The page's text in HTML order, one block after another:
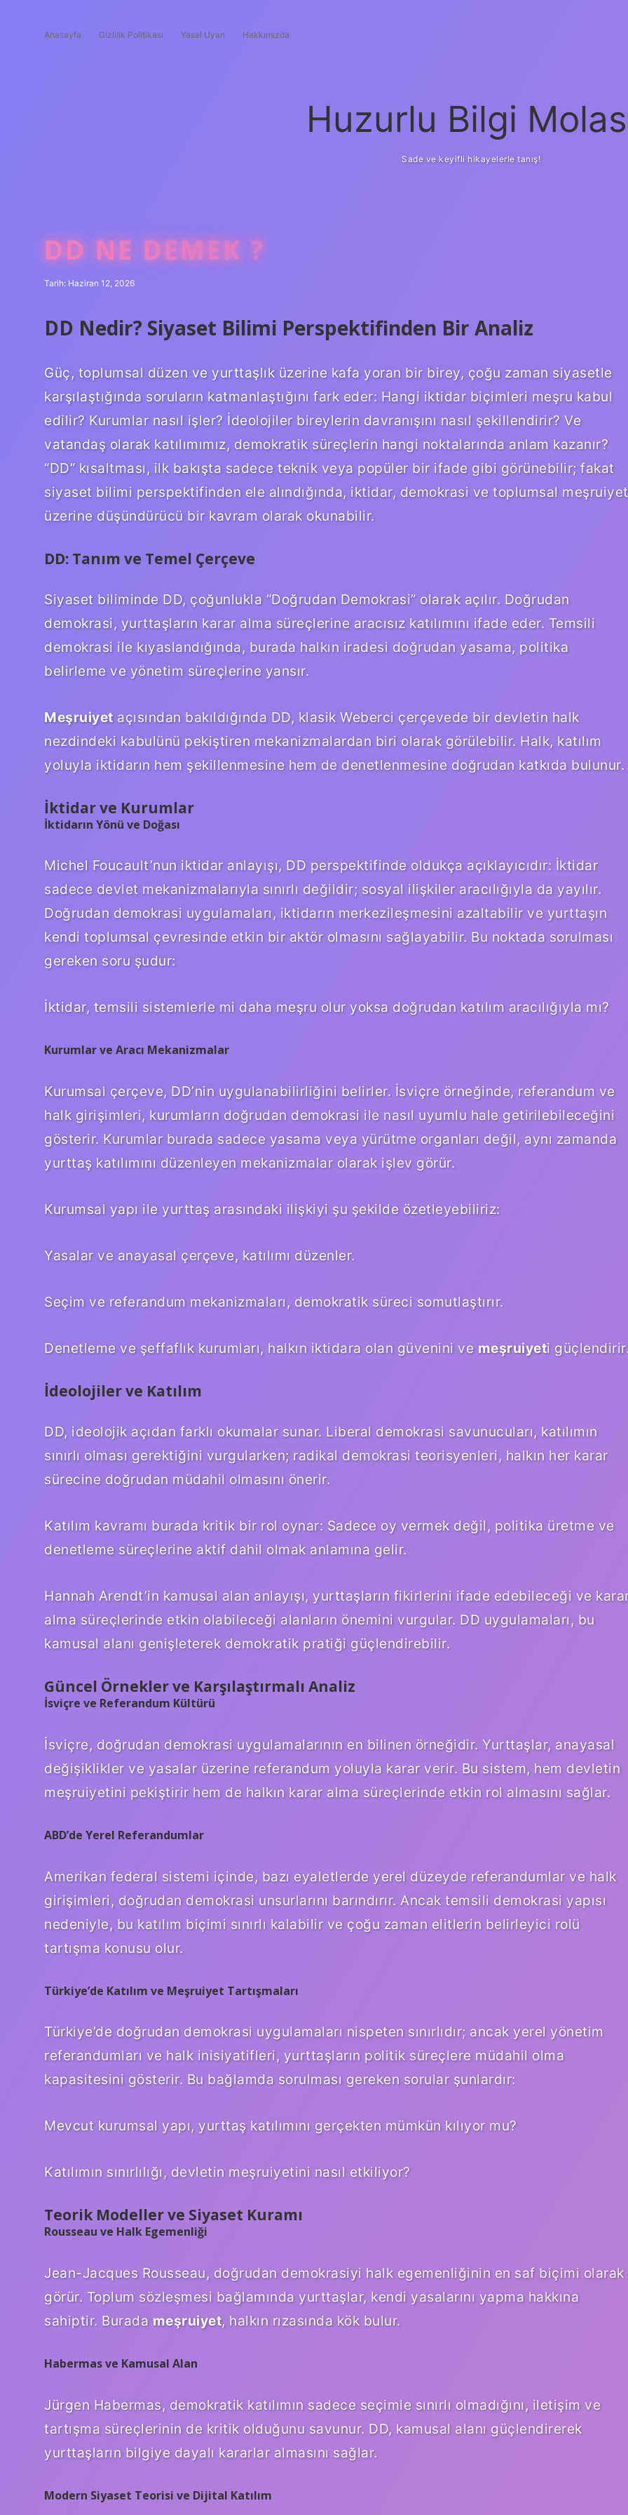
Anasayfa Gizlilik Politikası Yasal Uyarı Hakkımızda
Huzurlu Bilgi
Sade ve keyifli hikayelerle tanış!
DD NE DEMEK ?
Tarih: Haziran 12, 2026
DD Nedir? Siyaset Bilimi Perspektifinden Bir Analiz
Güç, toplumsal düzen ve yurttaşlık üzerine kafa yoran bir birey, çoğu zaman siyasetle
karşılaştığında soruların katmanlaştığını fark eder: Hangi iktidar biçimleri meşru kabul
edilir? Kurumlar nasıl işler? İdeolojiler bireylerin davranışını nasıl şekillendirir? Ve
vatandaş olarak katılımımız, demokratik süreçlerin hangi noktalarında anlam kazanır?
“DD” kısaltması, ilk bakışta sadece teknik veya popüler bir ifade gibi görünebilir; fakat
siyaset bilimi perspektifinden ele alındığında, iktidar, demokrasi ve toplumsal meşruiyet
üzerine düşündürücü bir kavram olarak okunabilir.
DD: Tanım ve Temel Çerçeve
Siyaset biliminde DD, çoğunlukla “Doğrudan Demokrasi” olarak açılır. Doğrudan
demokrasi, yurttaşların karar alma süreçlerine aracısız katılımını ifade eder. Temsili
demokrasi ile kıyaslandığında, burada halkın iradesi doğrudan yasama, politika
belirleme ve yönetim süreçlerine yansır.
Meşruiyetaçısından bakıldığında DD, klasik Weberci çerçevede bir devletin halk
nezdindeki kabulünü pekiştiren mekanizmalardan biri olarak görülebilir. Halk, katılım
yoluyla iktidarın hem şekillenmesine hem de denetlenmesine doğrudan katkıda bulunur.
İktidar ve Kurumlar
İktidarın Yönü ve Doğası
Michel Foucault’nun iktidar anlayışı, DD perspektifinde oldukça açıklayıcıdır: İktidar
sadece devlet mekanizmalarıyla sınırlı değildir; sosyal ilişkiler aracılığıyla da yayılır.
Doğrudan demokrasi uygulamaları, iktidarın merkezileşmesini azaltabilir ve yurttaşın
kendi toplumsal çevresinde etkin bir aktör olmasını sağlayabilir. Bu noktada sorulması
gereken soru şudur:
İktidar, temsili sistemlerle mi daha meşru olur yoksa doğrudan katılım aracılığıyla mı?
Kurumlar ve Aracı Mekanizmalar
Kurumsal çerçeve, DD’nin uygulanabilirliğini belirler. İsviçre örneğinde, referandum ve
halk girişimleri, kurumların doğrudan demokrasi ile nasıl uyumlu hale getirilebileceğini
gösterir. Kurumlar burada sadece yasama veya yürütme organları değil, aynı zamanda
yurttaş katılımını düzenleyen mekanizmalar olarak işlev görür.
Kurumsal yapı ile yurttaş arasındaki ilişkiyi şu şekilde özetleyebiliriz:
Yasalar ve anayasal çerçeve, katılımı düzenler.
Seçim ve referandum mekanizmaları, demokratik süreci somutlaştırır.
Denetleme ve şeffaflık kurumları, halkın iktidara olan güvenini ve meşruiyeti
İdeolojiler ve Katılım
DD, ideolojik açıdan farklı okumalar sunar. Liberal demokrasi savunucuları, katılımın
sınırlı olması gerektiğini vurgularken; radikal demokrasi teorisyenleri, halkın her karar
sürecine doğrudan müdahil olmasını önerir.
Katılım kavramı burada kritik bir rol oynar: Sadece oy vermek değil, politika üretme ve
denetleme süreçlerine aktif dahil olmak anlamına gelir.
Hannah Arendt’in kamusal alan anlayışı, yurttaşların fikirlerini ifade edebileceği ve
alma süreçlerinde etkin olabileceği alanların önemini vurgular. DD uygulamaları, bu
kamusal alanı genişleterek demokratik pratiği güçlendirebilir.
Güncel Örnekler ve Karşılaştırmalı Analiz
İsviçre ve Referandum Kültürü
İsviçre, doğrudan demokrasi uygulamalarının en bilinen örneğidir. Yurttaşlar, anayasal
değişiklikler ve yasalar üzerine referandum yoluyla karar verir. Bu sistem, hem devletin
meşruiyetini pekiştirir hem de halkın karar alma süreçlerinde etkin rol almasını sağlar.
ABD’de Yerel Referandumlar
Amerikan federal sistemi içinde, bazı eyaletlerde yerel düzeyde referandumlar ve halk
girişimleri, doğrudan demokrasi unsurlarını barındırır. Ancak temsili demokrasi yapısı
nedeniyle, bu katılım biçimi sınırlı kalabilir ve çoğu zaman elitlerin belirleyici rolü
tartışma konusu olur.
Türkiye’de Katılım ve Meşruiyet Tartışmaları
Türkiye’de doğrudan demokrasi uygulamaları nispeten sınırlıdır; ancak yerel yönetim
referandumları ve halk inisiyatifleri, yurttaşların politik süreçlere müdahil olma
kapasitesini gösterir. Bu bağlamda sorulması gereken sorular şunlardır:
Mevcut kurumsal yapı, yurttaş katılımını gerçekten mümkün kılıyor mu?
Katılımın sınırlılığı, devletin meşruiyetini nasıl etkiliyor?
Teorik Modeller ve Siyaset Kuramı
Rousseau ve Halk Egemenliği
Jean-Jacques Rousseau, doğrudan demokrasiyi halk egemenliğinin en saf biçimi olarak
görür. Toplum sözleşmesi bağlamında yurttaşlar, kendi yasalarını yapma hakkına
sahiptir. Burada meşruiyet, halkın rızasında kök bulur.
Habermas ve Kamusal Alan
Jürgen Habermas, demokratik katılımın sadece seçimle sınırlı olmadığını, iletişim ve
tartışma süreçlerinin de kritik olduğunu savunur. DD, kamusal alanı güçlendirerek
yurttaşların bilgiye dayalı kararlar almasını sağlar.
Modern Siyaset Teorisi ve Dijital Katılım